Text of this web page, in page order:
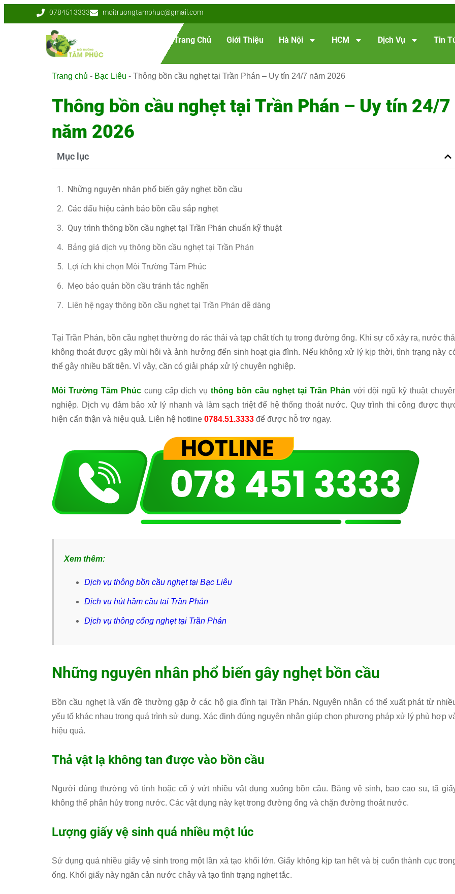
0784513333 moitruongtamphuc@gmail.com
Trang Chủ Giới Thiệu Hà Nội HCM Dịch Vụ Tin
Trang chủ - Bạc Liêu - Thông bồn cầu nghẹt tại Trần Phán – Uy tín 24/7 năm 2026
Thông bồn cầu nghẹt tại Trần Phán – Uy tín 24/7
năm 2026
Mục lục
Những nguyên nhân phổ biến gây nghẹt bồn cầu
Các dấu hiệu cảnh báo bồn cầu sắp nghẹt
Quy trình thông bồn cầu nghẹt tại Trần Phán chuẩn kỹ thuật
Bảng giá dịch vụ thông bồn cầu nghẹt tại Trần Phán
Lợi ích khi chọn Môi Trường Tâm Phúc
Mẹo bảo quản bồn cầu tránh tắc nghẽn
Liên hệ ngay thông bồn cầu nghẹt tại Trần Phán dễ dàng
Tại Trần Phán, bồn cầu nghẹt thường do rác thải và tạp chất tích tụ trong đường ống. Khi sự cố xảy ra, nước
không thoát được gây mùi hôi và ảnh hưởng đến sinh hoạt gia đình. Nếu không xử lý kịp thời, tình trạng này
thể gây nhiều bất tiện. Vì vậy, cần có giải pháp xử lý chuyên nghiệp.
Môi Trường Tâm Phúccung cấp dịch vụthông bồn cầu nghẹt tại Trần Phán với đội ngũ kỹ thuật
nghiệp. Dịch vụ đảm bảo xử lý nhanh và làm sạch triệt để hệ thống thoát nước. Quy trình thi công được
hiện cẩn thận và hiệu quả. Liên hệ hotline 0784.51.3333 để được hỗ trợ ngay.
Xem thêm:
Dịch vụ thông bồn cầu nghẹt tại Bạc Liêu
Dịch vụ hút hầm cầu tại Trần Phán
Dịch vụ thông cống nghẹt tại Trần Phán
Những nguyên nhân phổ biến gây nghẹt bồn cầu
Bồn cầu nghẹt là vấn đề thường gặp ở các hộ gia đình tại Trần Phán. Nguyên nhân có thể xuất phát từ
yếu tố khác nhau trong quá trình sử dụng. Xác định đúng nguyên nhân giúp chọn phương pháp xử lý phù hợp
hiệu quả.
Thả vật lạ không tan được vào bồn cầu
Người dùng thường vô tình hoặc cố ý vứt nhiều vật dụng xuống bồn cầu. Băng vệ sinh, bao cao su, tã
không thể phân hủy trong nước. Các vật dụng này kẹt trong đường ống và chặn đường thoát nước.
Lượng giấy vệ sinh quá nhiều một lúc
Sử dụng quá nhiều giấy vệ sinh trong một lần xả tạo khối lớn. Giấy không kịp tan hết và bị cuốn thành cục
ống. Khối giấy này ngăn cản nước chảy và tạo tình trạng nghẹt tắc.